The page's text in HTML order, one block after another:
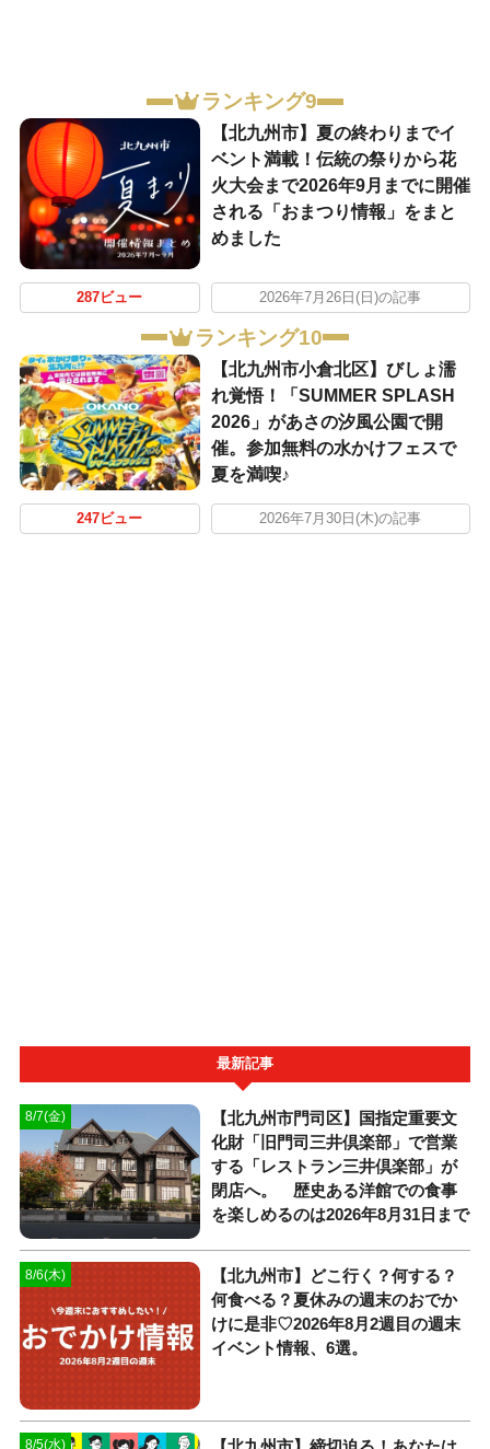
ランキング9
【北九州市】夏の終わりまでイ
ベント満載！伝統の祭りから花
火大会まで2026年9月までに開催
される「おまつり情報」をまと
めました
287ビュー 2026年7月26日(日)の記事
ランキング10
【北九州市小倉北区】びしょ濡
れ覚悟！「SUMMER SPLASH
2026」があさの汐風公園で開
催。参加無料の水かけフェスで
夏を満喫♪
247ビュー 2026年7月30日(木)の記事
最新記事
8/7(金)
【北九州市門司区】国指定重要文
化財「旧門司三井倶楽部」で営業
する「レストラン三井倶楽部」が
閉店へ。 歴史ある洋館での食事
を楽しめるのは2026年8月31日まで
8/6(木)
【北九州市】どこ行く？何する？
何食べる？夏休みの週末のおでか
けに是非♡2026年8月2週目の週末
イベント情報、6選。
8/5(水)